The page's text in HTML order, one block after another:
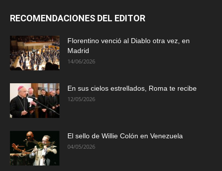
RECOMENDACIONES DEL EDITOR
Florentino venció al Diablo otra vez, en
Madrid
14/06/2026
En sus cielos estrellados, Roma te recibe
12/05/2026
El sello de Willie Colón en Venezuela
04/05/2026